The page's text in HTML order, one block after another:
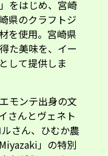
を使用。宮崎県
た美味を、イー
して提供しま
モンテ出身の文
さん、ひむか農
」の特別
ながら、いよい